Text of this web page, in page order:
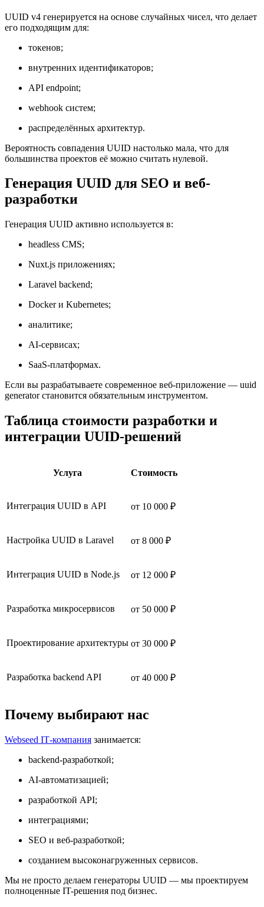
UUID v4 генерируется на основе случайных чисел, что делает
его подходящим для:
токенов;
внутренних идентификаторов;
API endpoint;
webhook систем;
распределённых архитектур.
Вероятность совпадения UUID настолько мала, что для
большинства проектов её можно считать нулевой.
Генерация UUID для SEO и веб-
разработки
Генерация UUID активно используется в:
headless CMS;
Nuxt.js приложениях;
Laravel backend;
Docker и Kubernetes;
аналитике;
AI-сервисах;
SaaS-платформах.
Если вы разрабатываете современное веб-приложение — uuid
generator становится обязательным инструментом.
Таблица стоимости разработки и
интеграции UUID-решений
Услуга Стоимость
Интеграция UUID в API от 10 000 ₽
Настройка UUID в Laravel от 8 000 ₽
Интеграция UUID в Node.js от 12 000 ₽
Разработка микросервисов от 50 000 ₽
Проектирование архитектуры от 30 000 ₽
Разработка backend API от 40 000 ₽
Почему выбирают нас
Webseed IT‑компания занимается:
backend-разработкой;
AI-автоматизацией;
разработкой API;
интеграциями;
SEO и веб-разработкой;
созданием высоконагруженных сервисов.
Мы не просто делаем генераторы UUID — мы проектируем
полноценные IT-решения под бизнес.